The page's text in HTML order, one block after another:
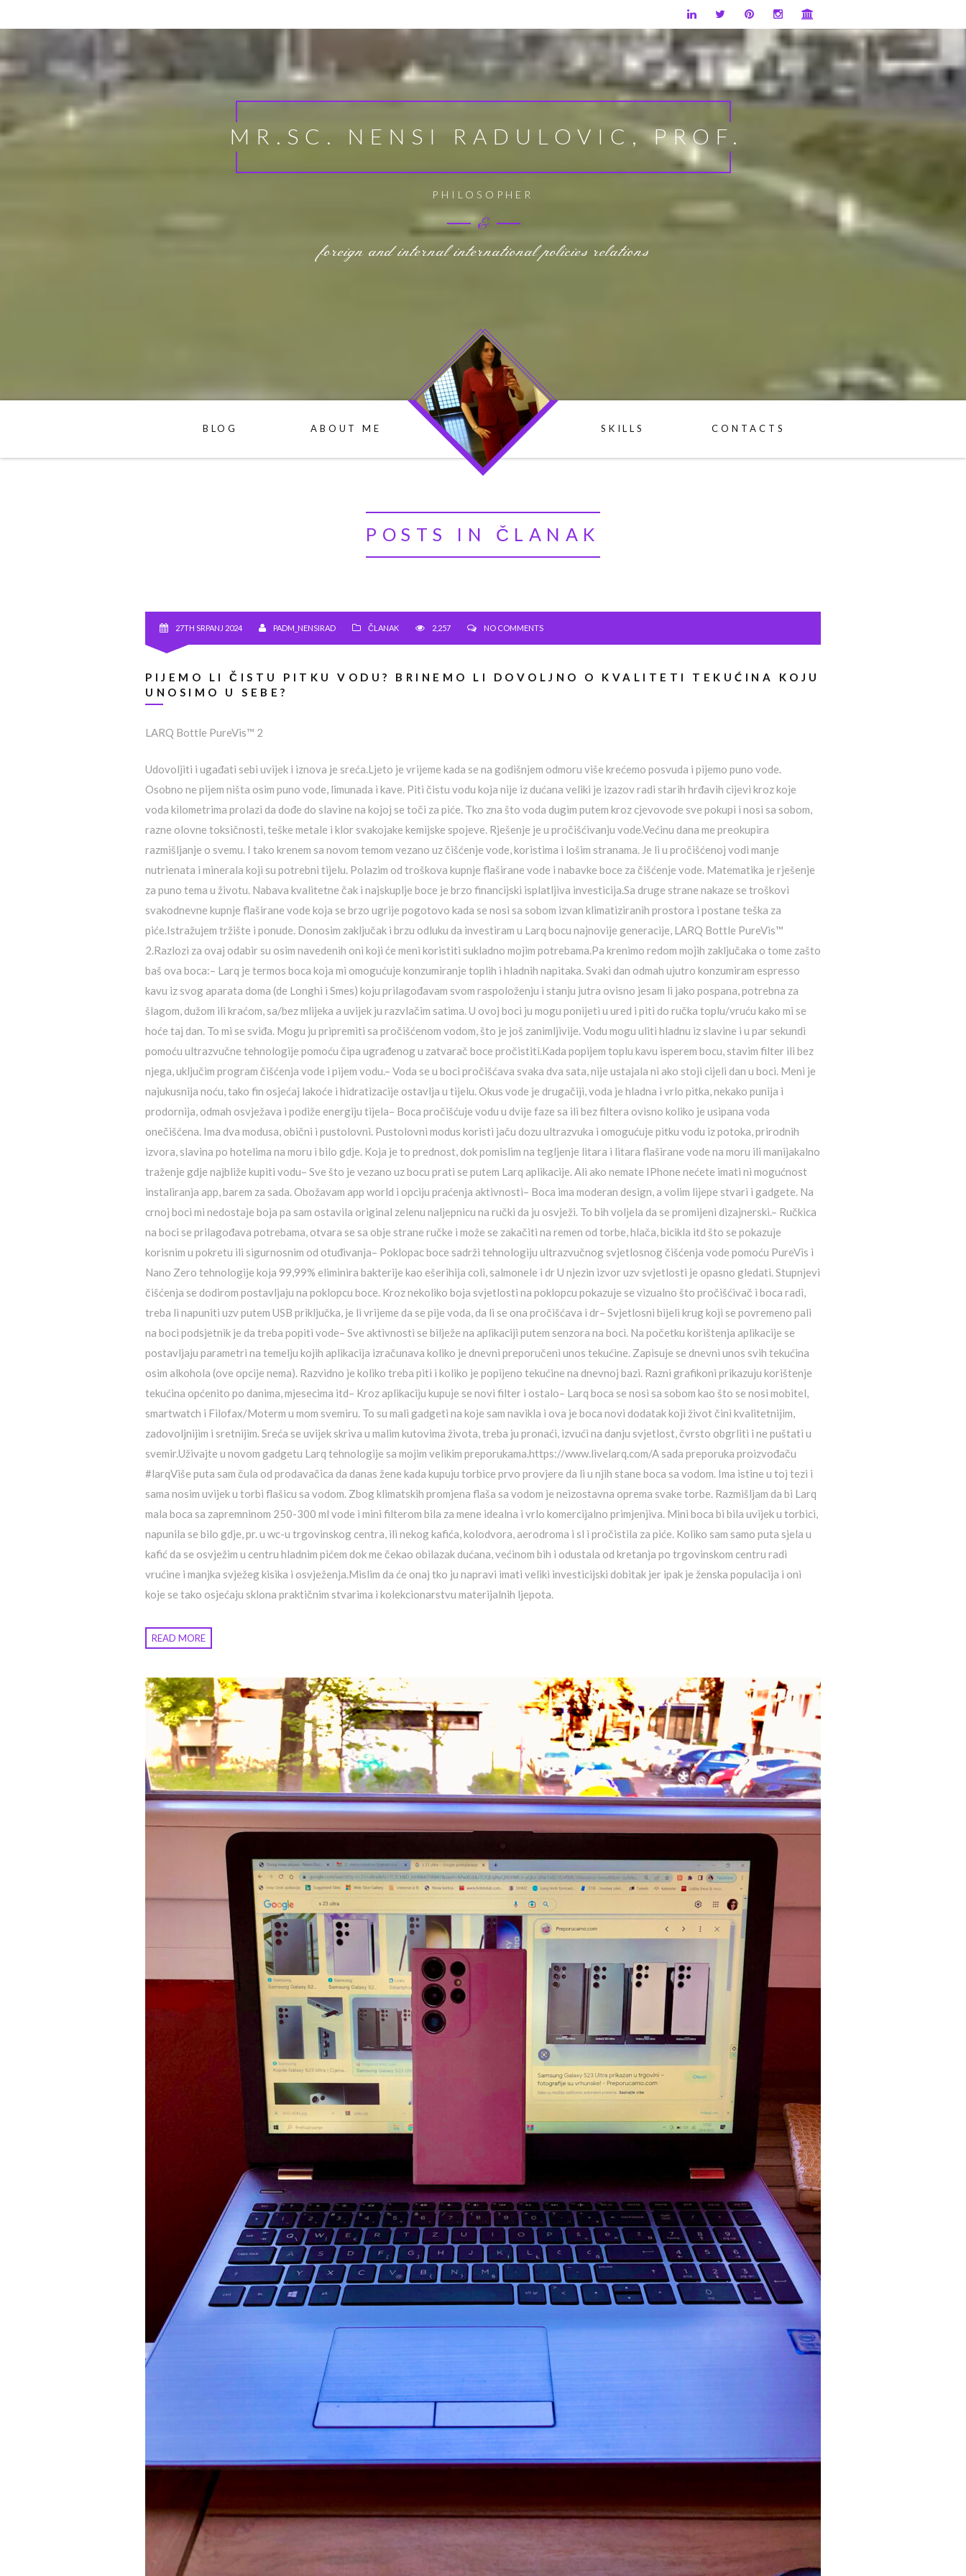
MR.SC. NENSI RADULOVIC, PROF.
PHILOSOPHER
&
indologist
NR
BLOG ABOUT ME SKILLS CONTACTS
POSTS IN ČLANAK
27TH SRPANJ 2024 PADM_NENSIRAD ČLANAK 2,257 NO COMMENTS
PIJEMO LI ČISTU PITKU VODU? BRINEMO LI DOVOLJNO O KVALITETI TEKUĆINA KOJU
UNOSIMO U SEBE?
LARQ Bottle PureVis™ 2
Udovoljiti i ugađati sebi uvijek i iznova je sreća.Ljeto je vrijeme kada se na godišnjem odmoru više krećemo posvuda i pijemo puno vode.
Osobno ne pijem ništa osim puno vode, limunada i kave. Piti čistu vodu koja nije iz dućana veliki je izazov radi starih hrđavih cijevi kroz koje
voda kilometrima prolazi da dođe do slavine na kojoj se toči za piće. Tko zna što voda dugim putem kroz cjevovode sve pokupi i nosi sa sobom,
razne olovne toksičnosti, teške metale i klor svakojake kemijske spojeve. Rješenje je u pročišćivanju vode.Većinu dana me preokupira
razmišljanje o svemu. I tako krenem sa novom temom vezano uz čišćenje vode, koristima i lošim stranama. Je li u pročišćenoj vodi manje
nutrienata i minerala koji su potrebni tijelu. Polazim od troškova kupnje flaširane vode i nabavke boce za čišćenje vode. Matematika je rješenje
za puno tema u životu. Nabava kvalitetne čak i najskuplje boce je brzo financijski isplatljiva investicija.Sa druge strane nakaze se troškovi
svakodnevne kupnje flaširane vode koja se brzo ugrije pogotovo kada se nosi sa sobom izvan klimatiziranih prostora i postane teška za
piće.Istražujem tržište i ponude. Donosim zaključak i brzu odluku da investiram u Larq bocu najnovije generacije, LARQ Bottle PureVis™
2.Razlozi za ovaj odabir su osim navedenih oni koji će meni koristiti sukladno mojim potrebama.Pa krenimo redom mojih zaključaka o tome zašto
baš ova boca:– Larq je termos boca koja mi omogućuje konzumiranje toplih i hladnih napitaka. Svaki dan odmah ujutro konzumiram espresso
kavu iz svog aparata doma (de Longhi i Smes) koju prilagođavam svom raspoloženju i stanju jutra ovisno jesam li jako pospana, potrebna za
šlagom, dužom ili kraćom, sa/bez mlijeka a uvijek ju razvlačim satima. U ovoj boci ju mogu ponijeti u ured i piti do ručka toplu/vruću kako mi se
hoće taj dan. To mi se sviđa. Mogu ju pripremiti sa pročišćenom vodom, što je još zanimljivije. Vodu mogu uliti hladnu iz slavine i u par sekundi
pomoću ultrazvučne tehnologije pomoću čipa ugrađenog u zatvarač boce pročistiti.Kada popijem toplu kavu isperem bocu, stavim filter ili bez
njega, uključim program čišćenja vode i pijem vodu.– Voda se u boci pročišćava svaka dva sata, nije ustajala ni ako stoji cijeli dan u boci. Meni je
najukusnija noću, tako fin osjećaj lakoće i hidratizacije ostavlja u tijelu. Okus vode je drugačiji, voda je hladna i vrlo pitka, nekako punija i
prodornija, odmah osvježava i podiže energiju tijela– Boca pročišćuje vodu u dvije faze sa ili bez filtera ovisno koliko je usipana voda
onečišćena. Ima dva modusa, obični i pustolovni. Pustolovni modus koristi jaču dozu ultrazvuka i omogućuje pitku vodu iz potoka, prirodnih
izvora, slavina po hotelima na moru i bilo gdje. Koja je to prednost, dok pomislim na tegljenje litara i litara flaširane vode na moru ili manijakalno
traženje gdje najbliže kupiti vodu– Sve što je vezano uz bocu prati se putem Larq aplikacije. Ali ako nemate IPhone nećete imati ni mogućnost
instaliranja app, barem za sada. Obožavam app world i opciju praćenja aktivnosti– Boca ima moderan design, a volim lijepe stvari i gadgete. Na
crnoj boci mi nedostaje boja pa sam ostavila original zelenu naljepnicu na ručki da ju osvježi. To bih voljela da se promijeni dizajnerski.– Ručkica
na boci se prilagođava potrebama, otvara se sa obje strane ručke i može se zakačiti na remen od torbe, hlača, bicikla itd što se pokazuje
korisnim u pokretu ili sigurnosnim od otuđivanja– Poklopac boce sadrži tehnologiju ultrazvučnog svjetlosnog čišćenja vode pomoću PureVis i
Nano Zero tehnologije koja 99,99% eliminira bakterije kao ešerihija coli, salmonele i dr U njezin izvor uzv svjetlosti je opasno gledati. Stupnjevi
čišćenja se dodirom postavljaju na poklopcu boce. Kroz nekoliko boja svjetlosti na poklopcu pokazuje se vizualno što pročišćivač i boca radi,
treba li napuniti uzv putem USB priključka, je li vrijeme da se pije voda, da li se ona pročišćava i dr– Svjetlosni bijeli krug koji se povremeno pali
na boci podsjetnik je da treba popiti vode– Sve aktivnosti se bilježe na aplikaciji putem senzora na boci. Na početku korištenja aplikacije se
postavljaju parametri na temelju kojih aplikacija izračunava koliko je dnevni preporučeni unos tekućine. Zapisuje se dnevni unos svih tekućina
osim alkohola (ove opcije nema). Razvidno je koliko treba piti i koliko je popijeno tekućine na dnevnoj bazi. Razni grafikoni prikazuju korištenje
tekućina općenito po danima, mjesecima itd– Kroz aplikaciju kupuje se novi filter i ostalo– Larq boca se nosi sa sobom kao što se nosi mobitel,
smartwatch i Filofax/Moterm u mom svemiru. To su mali gadgeti na koje sam navikla i ova je boca novi dodatak koji život čini kvalitetnijim,
zadovoljnijim i sretnijim. Sreća se uvijek skriva u malim kutovima života, treba ju pronaći, izvući na danju svjetlost, čvrsto obgrliti i ne puštati u
svemir.Uživajte u novom gadgetu Larq tehnologije sa mojim velikim preporukama.https://www.livelarq.com/A sada preporuka proizvođaču
#larqViše puta sam čula od prodavačica da danas žene kada kupuju torbice prvo provjere da li u njih stane boca sa vodom. Ima istine u toj tezi i
sama nosim uvijek u torbi flašicu sa vodom. Zbog klimatskih promjena flaša sa vodom je neizostavna oprema svake torbe. Razmišljam da bi Larq
mala boca sa zapremninom 250-300 ml vode i mini filterom bila za mene idealna i vrlo komercijalno primjenjiva. Mini boca bi bila uvijek u torbici,
napunila se bilo gdje, pr. u wc-u trgovinskog centra, ili nekog kafića, kolodvora, aerodroma i sl i pročistila za piće. Koliko sam samo puta sjela u
kafić da se osvježim u centru hladnim pićem dok me čekao obilazak dućana, većinom bih i odustala od kretanja po trgovinskom centru radi
vrućine i manjka svježeg kisika i osvježenja.Mislim da će onaj tko ju napravi imati veliki investicijski dobitak jer ipak je ženska populacija i oni
koje se tako osjećaju sklona praktičnim stvarima i kolekcionarstvu materijalnih ljepota.
READ MORE